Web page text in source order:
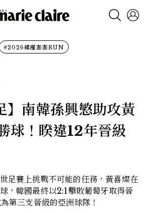
#2026裙襬澎澎RUN
】南韓孫興慜助攻黃
球！睽違12年晉級
足賽上挑戰不可能的任務，黃喜燦在
，韓國最終以2:1擊敗葡萄牙取得晉
第三支晉級的亞洲球隊！